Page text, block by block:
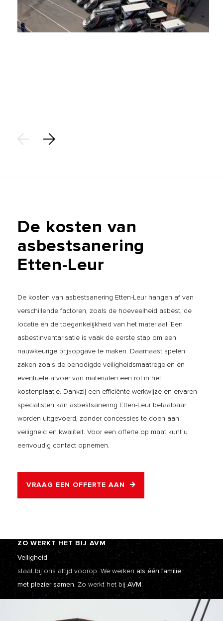
De kosten van
asbestsanering
Etten-Leur
De kosten van asbestsanering Etten-Leur hangen af van
verschillende factoren, zoals de hoeveelheid asbest, de
locatie en de toegankelijkheid van het materiaal. Een
asbestinventarisatie is vaak de eerste stap om een
nauwkeurige prijsopgave te maken. Daarnaast spelen
zaken zoals de benodigde veiligheidsmaatregelen en
eventuele afvoer van materialen een rol in het
kostenplaatje. Dankzij een efficiënte werkwijze en ervaren
specialisten kan asbestsanering Etten-Leur betaalbaar
worden uitgevoerd, zonder concessies te doen aan
veiligheid en kwaliteit. Voor een offerte op maat kunt u
eenvoudig contact opnemen.
VRAAG EEN OFFERTE AAN
ZO WERKT HET BIJ AVM
Veiligheid
staat bij ons altijd voorop. We werken als één familie
met plezier samen. Zo werkt het bijAVM.